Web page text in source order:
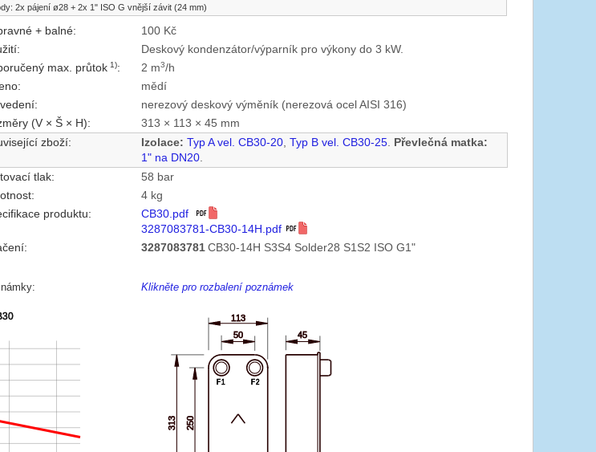
2x pájení ø28 + 2x 1" ISO G vnější závit (24 mm)
+ balné:
100 Kč
Deskový kondenzátor/výparník pro výkony do 3 kW.
max. průtok 1): 2 m3/h
mědí
nerezový deskový výměník (nerezová ocel AISI 316)
(V × Š × H):
313 × 113 × 45 mm
zboží:
Izolace: Typ A vel. CB30-20 ,Typ B vel. CB30-25
Převlečná matka:
1" na DN20
tlak:
58 bar
4 kg
produktu:
CB30.pdf
3287083781-CB30-14H.pdf
3287083781 CB30-14H S3S4 Solder28 S1S2 ISO G1"
Klikněte pro rozbalení poznámek